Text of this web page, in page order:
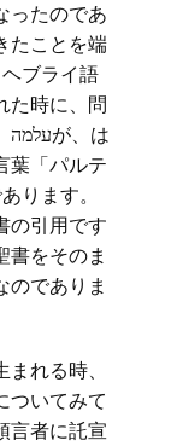
ったのであ
たことを端
ブライ語
た時に、問
葉「パルテ
ります。
の引用です
書をそのま
のでありま
れる時、
ついてみて
言者に託宣